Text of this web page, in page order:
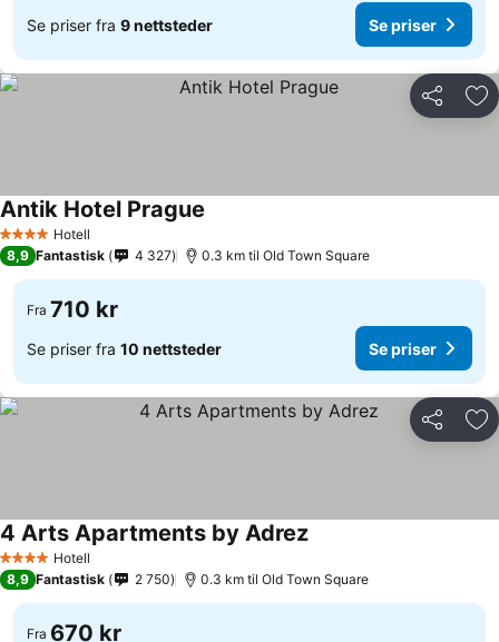
Se priser fra 9 nettsteder Se priser
Del
4 StjernerHotell
Antik Hotel Prague
8,9 Fantastisk 4 327 0.3 km til Old Town Square
Fra 710 kr
Se priser fra 10 nettsteder Se priser
Del
4 StjernerHotell
4 Arts Apartments by AdrezSe priser
8,9 Fantastisk 2 750 0.3 km til Old Town Square
Fra 670 kr